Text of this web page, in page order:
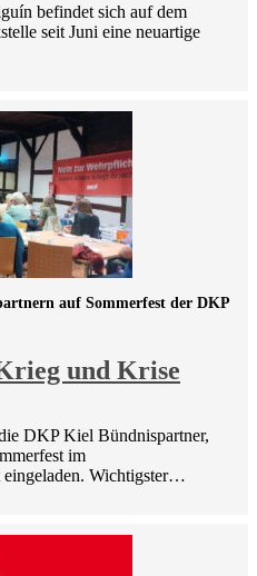
befindet sich auf dem
seit Juni eine neuartige
und Krise
auf Sommerfest der DKP
DKP Kiel Bündnispartner,
im
Wichtigster…